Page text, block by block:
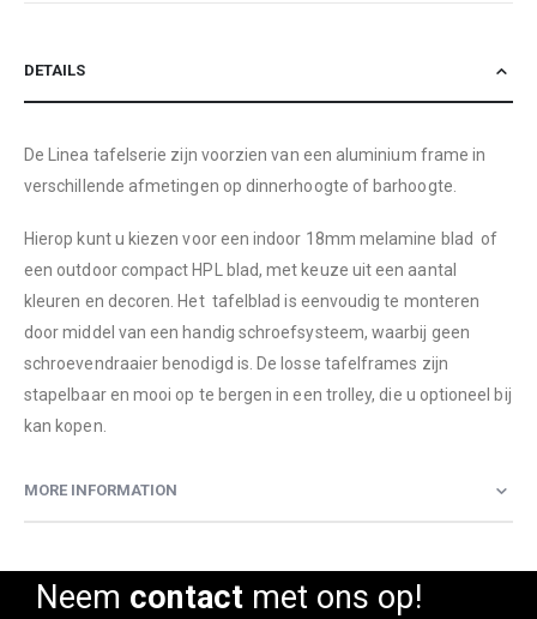
DETAILS
De Linea tafelserie zijn voorzien van een aluminium frame in
verschillende afmetingen op dinnerhoogte of barhoogte.
Hierop kunt u kiezen voor een indoor 18mm melamine blad of
een outdoor compact HPL blad, met keuze uit een aantal
kleuren en decoren. Het tafelblad is eenvoudig te monteren
door middel van een handig schroefsysteem, waarbij geen
schroevendraaier benodigd is. De losse tafelframes zijn
stapelbaar en mooi op te bergen in een trolley, die u optioneel bij
kan kopen.
MORE INFORMATION
Neem contactmet ons op!